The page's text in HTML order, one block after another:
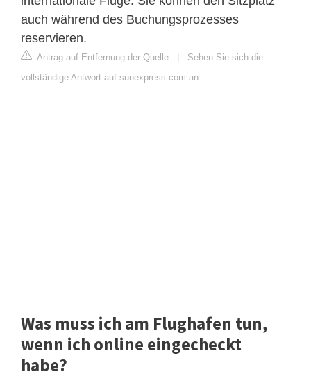
auch während des Buchungsprozesses
reservieren.
Antrag auf Entfernung der Quelle | Sehen Sie sich die
vollständige Antwort auf sunexpress.com an
Was muss ich am Flughafen tun,
wenn ich online eingecheckt
habe?